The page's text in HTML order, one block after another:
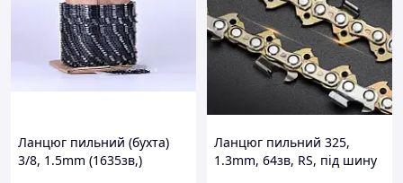
Ланцюг пильний (бухта)
3/8, 1.5mm (1635зв,)
Ланцюг пильний 325,
1.3mm, 64зв, RS, під шину